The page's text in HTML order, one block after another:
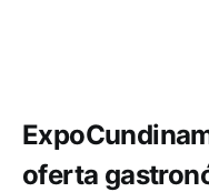
oferta